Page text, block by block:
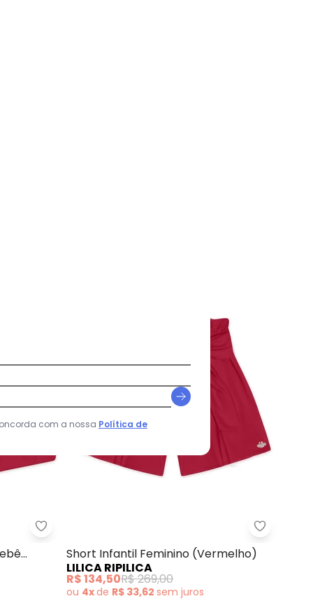
Lilica Ripilica - Short Alfaiataria Feminino Bebê
Lilica
Short Infantil Feminino (Vermelho)
LILICA RIPILICA
R$ 134,50R$ 269,00
ou 4xde R$ 33,62 sem juros
com a nossa Política de